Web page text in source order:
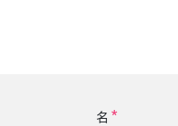
名